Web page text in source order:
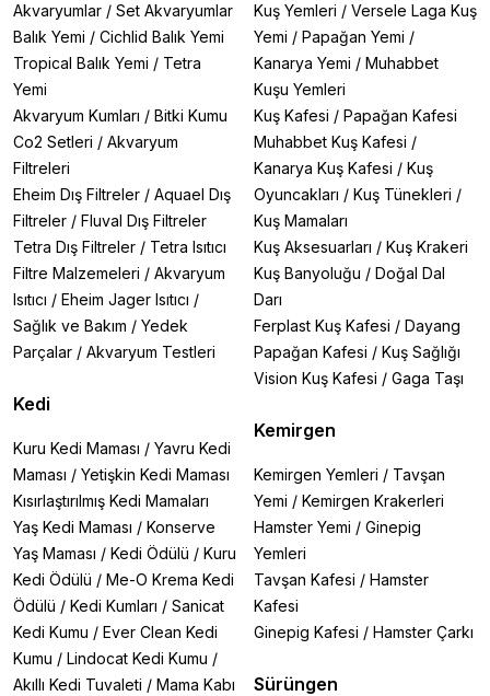
Akvaryumlar / Set Akvaryumlar
Balık Yemi / Cichlid Balık Yemi
Tropical Balık Yemi / Tetra
Yemi
Akvaryum Kumları / Bitki Kumu
Co2 Setleri / Akvaryum
Filtreleri
Eheim Dış Filtreler / Aquael Dış
Filtreler / Fluval Dış Filtreler
Tetra Dış Filtreler / Tetra Isıtıcı
Filtre Malzemeleri / Akvaryum
Isıtıcı / Eheim Jager Isıtıcı /
Sağlık ve Bakım / Yedek
Parçalar / Akvaryum Testleri
Kedi
Kuru Kedi Maması / Yavru Kedi
Maması / Yetişkin Kedi Maması
Kısırlaştırılmış Kedi Mamaları
Yaş Kedi Maması / Konserve
Yaş Maması / Kedi Ödülü / Kuru
Kedi Ödülü / Me-O Krema Kedi
Ödülü / Kedi Kumları / Sanicat
Kedi Kumu / Ever Clean Kedi
Kumu / Lindocat Kedi Kumu /
Akıllı Kedi Tuvaleti / Mama Kabı
Kuş Yemleri / Versele Laga Kuş
Yemi / Papağan Yemi /
Kanarya Yemi / Muhabbet
Kuşu Yemleri
Kuş Kafesi / Papağan Kafesi
Muhabbet Kuş Kafesi /
Kanarya Kuş Kafesi / Kuş
Oyuncakları / Kuş Tünekleri /
Kuş Mamaları
Kuş Aksesuarları / Kuş Krakeri
Kuş Banyoluğu / Doğal Dal
Darı
Ferplast Kuş Kafesi / Dayang
Papağan Kafesi / Kuş Sağlığı
Vision Kuş Kafesi / Gaga Taşı
Kemirgen
Kemirgen Yemleri / Tavşan
Yemi / Kemirgen Krakerleri
Hamster Yemi / Ginepig
Yemleri
Tavşan Kafesi / Hamster
Kafesi
Ginepig Kafesi / Hamster Çarkı
Sürüngen